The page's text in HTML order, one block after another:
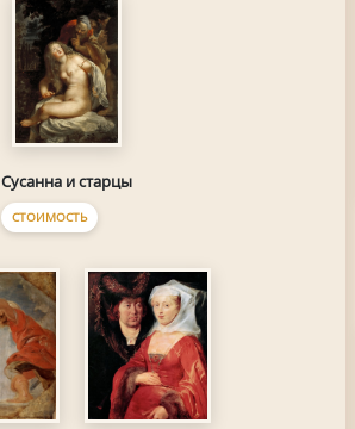
Сусанна и старцы
СТОИМОСТЬ